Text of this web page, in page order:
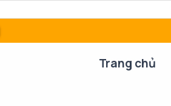
Trang chủ